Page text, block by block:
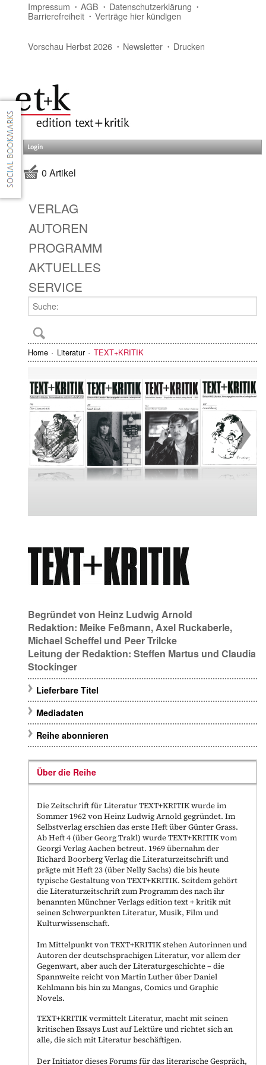
Impressum AGB Datenschutzerklärung
Barrierefreiheit Verträge hier kündigen
Vorschau Herbst 2026 Newsletter Drucken
Login
0 Artikel
VERLAG
AUTOREN
PROGRAMM
AKTUELLES
SERVICE
Home Literatur TEXT+KRITIK
Begründet von Heinz Ludwig Arnold
Redaktion: Meike Feßmann,Axel Ruckaberle,
Michael Scheffel und Peer Trilcke
Leitung der Redaktion: Steffen Martus und Claudia
Stockinger
Lieferbare Titel
Mediadaten
Reihe abonnieren
Über die Reihe
Die Zeitschrift für Literatur TEXT+KRITIK wurde im
Sommer 1962 von Heinz Ludwig Arnold gegründet. Im
Selbstverlag erschien das erste Heft über Günter Grass.
Ab Heft 4 (über Georg Trakl) wurde TEXT+KRITIK vom
Georgi Verlag Aachen betreut. 1969 übernahm der
Richard Boorberg Verlag die Literaturzeitschrift und
prägte mit Heft 23 (über Nelly Sachs) die bis heute
typische Gestaltung von TEXT+KRITIK. Seitdem gehört
die Literaturzeitschrift zum Programm des nach ihr
benannten Münchner Verlags edition text + kritik mit
seinen Schwerpunkten Literatur, Musik, Film und
Kulturwissenschaft.
Im Mittelpunkt von TEXT+KRITIK stehen Autorinnen und
Autoren der deutschsprachigen Literatur, vor allem der
Gegenwart, aber auch der Literaturgeschichte – die
Spannweite reicht von Martin Luther über Daniel
Kehlmann bis hin zu Mangas, Comics und Graphic
Novels.
TEXT+KRITIK vermittelt Literatur, macht mit seinen
kritischen Essays Lust auf Lektüre und richtet sich an
alle, die sich mit Literatur beschäftigen.
Der Initiator dieses Forums für das literarische Gespräch,